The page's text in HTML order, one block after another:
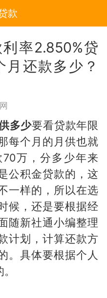
款
率2.850%贷
还款多少？
多少要看贷款年限
每个月的月供也就
万，分多少年来
公积金贷款的，这
一样的，所以在选
候，还是要根据经
随新社通小编整理
计划，计算还款方
。具体要根据个人